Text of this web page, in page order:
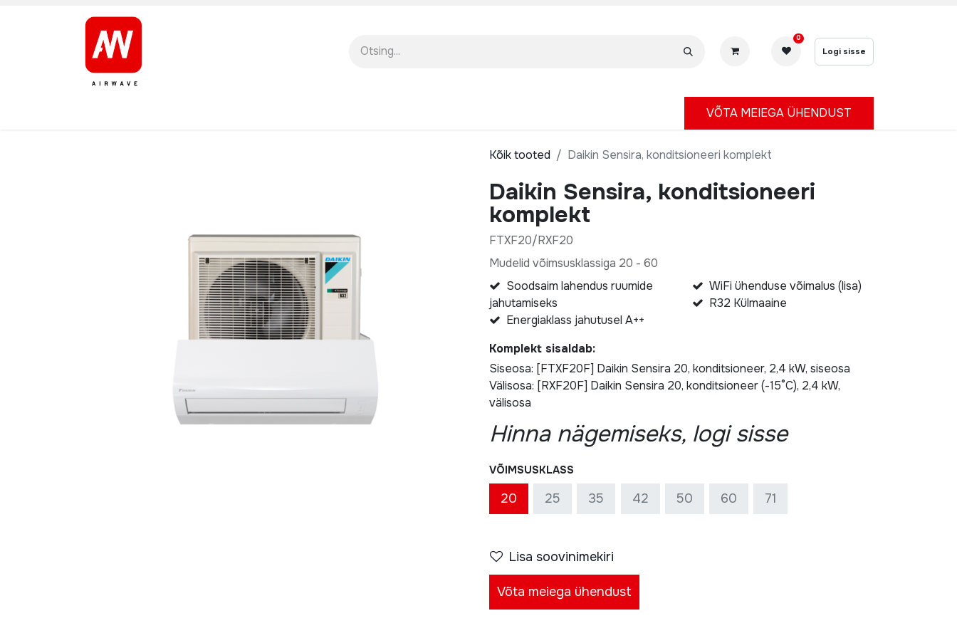
0
Logi sisse
VÕTA MEIEGA ÜHENDUST
Kõik tooted Daikin Sensira, konditsioneeri komplekt
Daikin Sensira, konditsioneeri
komplekt
FTXF20/RXF20
Mudelid võimsusklassiga 20 - 60
Soodsaim lahendus ruumide
jahutamiseks
Energiaklass jahutusel A++
WiFi ühenduse võimalus (lisa)
R32 Külmaaine
Komplekt sisaldab:
Siseosa: [FTXF20F] Daikin Sensira 20, konditsioneer, 2,4 kW, siseosa
Välisosa: [RXF20F] Daikin Sensira 20, konditsioneer (-15°C), 2,4 kW,
välisosa
Hinna nägemiseks, logi sisse
VÕIMSUSKLASS
20 25 35 42 50 60 71
Lisa soovinimekiri
Võta meiega ühendust